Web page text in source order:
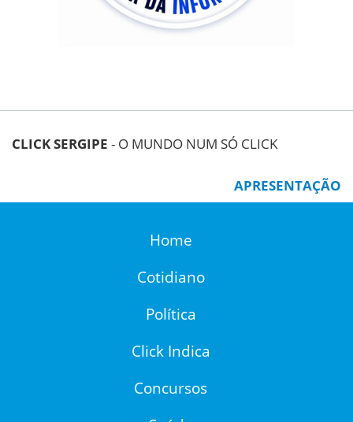
CLICK SERGIPE - O MUNDO NUM SÓ CLICK
APRESENTAÇÃO
Home
Cotidiano
Política
Click Indica
Concursos